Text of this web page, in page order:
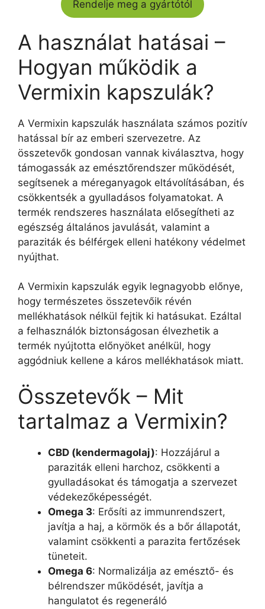
Rendelje meg a gyártótól
A használat hatásai –
Hogyan működik a
Vermixin kapszulák?
A Vermixin kapszulák használata számos pozitív
hatással bír az emberi szervezetre. Az
összetevők gondosan vannak kiválasztva, hogy
támogassák az emésztőrendszer működését,
segítsenek a méreganyagok eltávolításában, és
csökkentsék a gyulladásos folyamatokat. A
termék rendszeres használata elősegítheti az
egészség általános javulását, valamint a
paraziták és bélférgek elleni hatékony védelmet
nyújthat.
A Vermixin kapszulák egyik legnagyobb előnye,
hogy természetes összetevőik révén
mellékhatások nélkül fejtik ki hatásukat. Ezáltal
a felhasználók biztonságosan élvezhetik a
termék nyújtotta előnyöket anélkül, hogy
aggódniuk kellene a káros mellékhatások miatt.
Összetevők – Mit
tartalmaz a Vermixin?
CBD (kendermagolaj): Hozzájárul a
paraziták elleni harchoz, csökkenti a
gyulladásokat és támogatja a szervezet
védekezőképességét.
Omega 3: Erősíti az immunrendszert,
javítja a haj, a körmök és a bőr állapotát,
valamint csökkenti a parazita fertőzések
tüneteit.
Omega 6: Normalizálja az emésztő- és
bélrendszer működését, javítja a
hangulatot és regeneráló